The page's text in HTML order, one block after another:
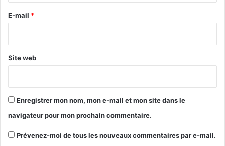
e
E-mail *
Site web
Enregistrer mon nom, mon e-mail et mon site dans le
navigateur pour mon prochain commentaire.
Prévenez-moi de tous les nouveaux commentaires par e-mail.